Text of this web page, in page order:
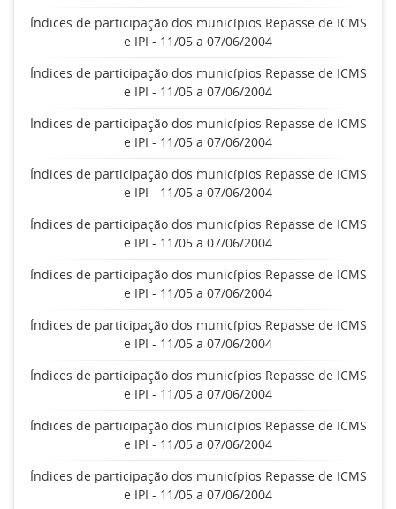
Índices de participação dos municípios Repasse de ICMS
e IPI - 11/05 a 07/06/2004
Índices de participação dos municípios Repasse de ICMS
e IPI - 11/05 a 07/06/2004
Índices de participação dos municípios Repasse de ICMS
e IPI - 11/05 a 07/06/2004
Índices de participação dos municípios Repasse de ICMS
e IPI - 11/05 a 07/06/2004
Índices de participação dos municípios Repasse de ICMS
e IPI - 11/05 a 07/06/2004
Índices de participação dos municípios Repasse de ICMS
e IPI - 11/05 a 07/06/2004
Índices de participação dos municípios Repasse de ICMS
e IPI - 11/05 a 07/06/2004
Índices de participação dos municípios Repasse de ICMS
e IPI - 11/05 a 07/06/2004
Índices de participação dos municípios Repasse de ICMS
e IPI - 11/05 a 07/06/2004
Índices de participação dos municípios Repasse de ICMS
e IPI - 11/05 a 07/06/2004